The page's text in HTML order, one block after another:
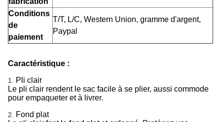
Conditions
de
paiement
T/T, L/C, Western Union, gramme d'argent,
Paypal
Caractéristique :
1.
Pli clair
Le pli clair rendent le sac facile à se plier, aussi commode
pour empaqueter et à livrer.
2.
Fond plat